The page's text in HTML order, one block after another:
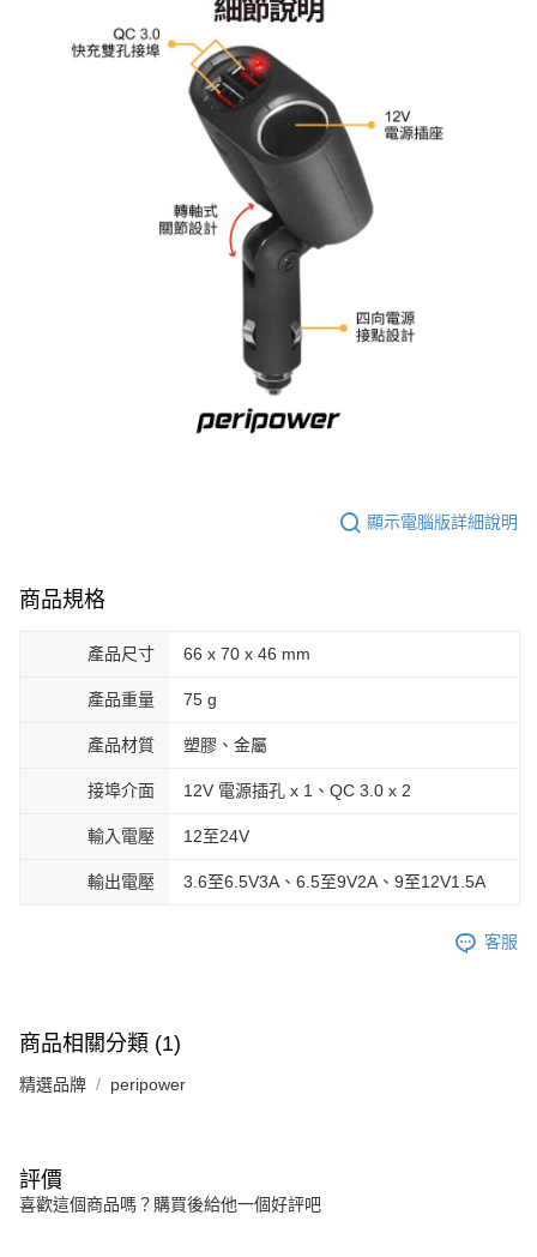
顯示電腦版詳細說明
商品規格
產品尺寸 66 x 70 x 46 mm
產品重量 75 g
產品材質 塑膠、金屬
接埠介面 12V 電源插孔 x 1、QC 3.0 x 2
輸入電壓 12至24V
輸出電壓 3.6至6.5V3A、6.5至9V2A、9至12V1.5A
客服
商品相關分類 (1)
精選品牌 peripower
評價
喜歡這個商品嗎？購買後給他一個好評吧